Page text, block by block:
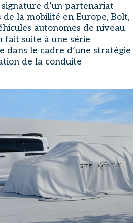
d’un partenariat
de la mobilité en Europe, Bolt,
autonomes de niveau
fait suite à une série
dans le cadre d’une stratégie
de la conduite